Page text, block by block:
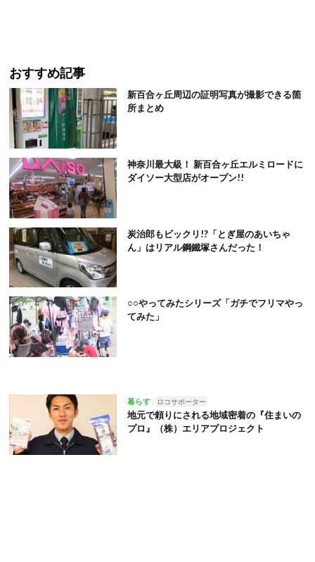
おすすめ記事
新百合ヶ丘周辺の証明写真が撮影できる箇
所まとめ
神奈川最大級！ 新百合ヶ丘エルミロードに
ダイソー大型店がオープン!!
炭治郎もビックリ!?「とぎ屋のあいちゃ
ん」はリアル鋼鐵塚さんだった！
○○やってみたシリーズ「ガチでフリマやっ
てみた」
暮らす ロコサポーター
地元で頼りにされる地域密着の『住まいの
プロ』（株）エリアプロジェクト